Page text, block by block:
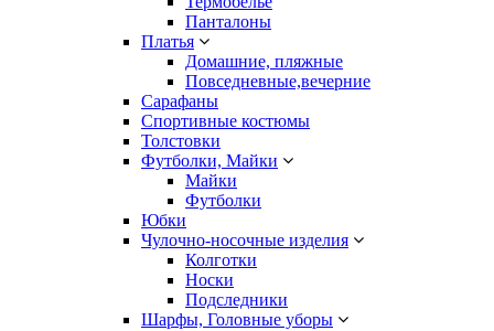
Панталоны
Платья
Домашние, пляжные
Повседневные,вечерние
Сарафаны
Спортивные костюмы
Толстовки
Футболки, Майки
Майки
Футболки
Юбки
Чулочно-носочные изделия
Колготки
Носки
Подследники
Шарфы, Головные уборы